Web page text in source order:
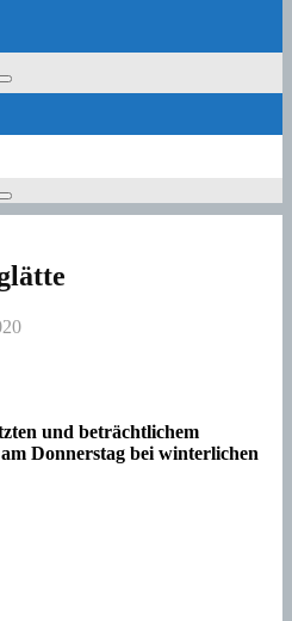
Search
Search
und beträchtlichem
Donnerstag bei winterlichen